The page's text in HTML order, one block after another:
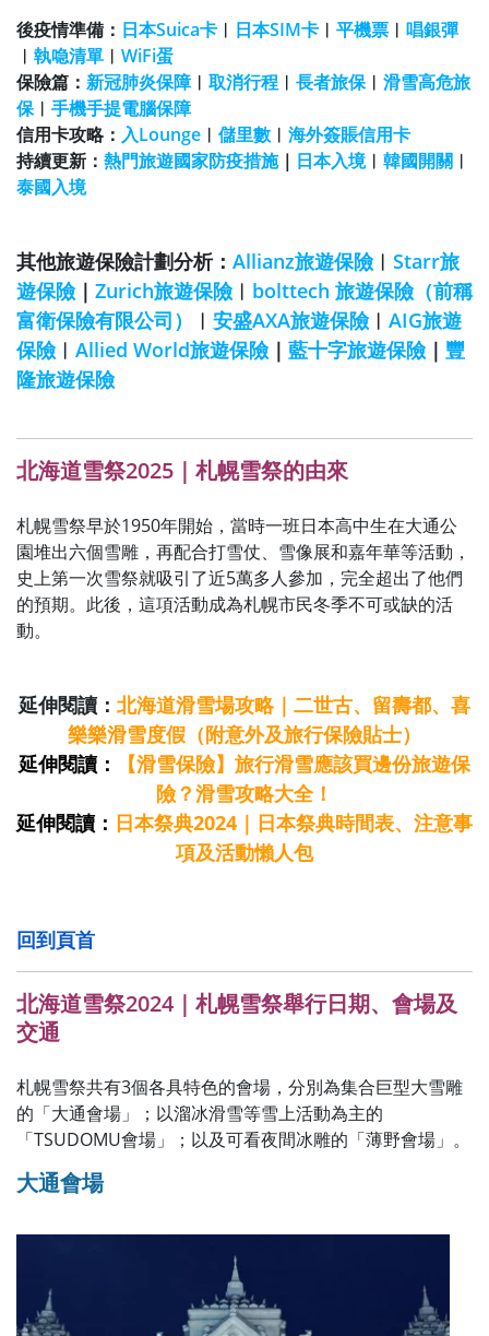
後疫情準備： 日本Suica卡 ︱ 日本SIM卡 ︱ 平機票 ︱ 唱銀彈
︱ 執喼清單 ︱ WiFi蛋
保險篇： 新冠肺炎保障︱ 取消行程 ︱ 長者旅保︱ 滑雪高危旅
保︱ 手機手提電腦保障
信用卡攻略： 入Lounge ︱ 儲里數 ︱ 海外簽賬信用卡
持續更新： 熱門旅遊國家防疫措施｜ 日本入境︱ 韓國開關 ︱
泰國入境
其他旅遊保險計劃分析： Allianz旅遊保險︱ Starr旅
遊保險｜ Zurich旅遊保險︱ bolttech 旅遊保險（前稱
富衛保險有限公司）
︱ 安盛AXA旅遊保險︱ AIG旅遊
保險︱ Allied World旅遊保險｜ 藍十字旅遊保險｜ 豐
隆旅遊保險
北海道雪祭2025｜札幌雪祭的由來
札幌雪祭早於1950年開始，當時一班日本高中生在大通公
園堆出六個雪雕，再配合打雪仗、雪像展和嘉年華等活動，
史上第一次雪祭就吸引了近5萬多人參加，完全超出了他們
的預期。此後，這項活動成為札幌市民冬季不可或缺的活
動。
延伸閱讀： 北海道滑雪場攻略｜二世古、留壽都、喜
樂樂滑雪度假（附意外及旅行保險貼士）
延伸閱讀：
【滑雪保險】旅行滑雪應該買邊份旅遊保
險？滑雪攻略大全！
延伸閱讀： 日本祭典2024｜日本祭典時間表、注意事
項及活動懶人包
回到頁首
北海道雪祭2024｜札幌雪祭舉行日期、會場及
交通
札幌雪祭共有3個各具特色的會場，分別為集合巨型大雪雕
的「大通會場」；以溜冰滑雪等雪上活動為主的
「TSUDOMU會場」；以及可看夜間冰雕的「薄野會場」。
大通會場